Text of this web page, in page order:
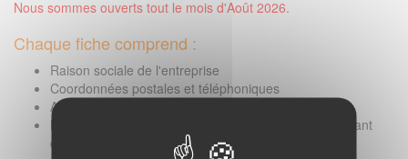
Nous sommes ouverts tout le mois d'Août 2026.
Chaque fiche comprend :
Raison sociale de l'entreprise
Coordonnées postales et téléphoniques
Adresse e-mail professionnelle
Numéro SIRET / informations légales / nom du dirigeant
que nous avons en notre possession